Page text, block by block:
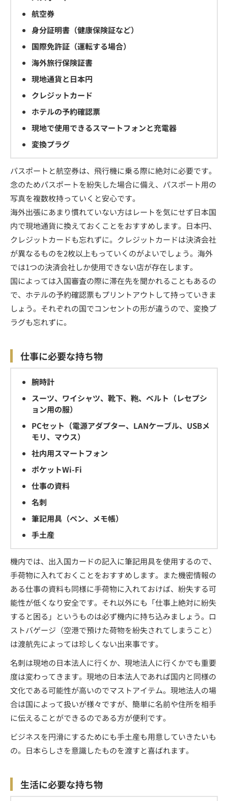
航空券
身分証明書（健康保険証など）
国際免許証（運転する場合）
海外旅行保険証書
現地通貨と日本円
クレジットカード
ホテルの予約確認票
現地で使用できるスマートフォンと充電器
変換プラグ
パスポートと航空券は、飛行機に乗る際に絶対に必要です。
念のためパスポートを紛失した場合に備え、パスポート用の
写真を複数枚持っていくと安心です。
海外出張にあまり慣れていない方はレートを気にせず日本国
内で現地通貨に換えておくことをおすすめします。日本円、
クレジットカードも忘れずに。クレジットカードは決済会社
が異なるものを2枚以上もっていくのがよいでしょう。海外
では1つの決済会社しか使用できない店が存在します。
国によっては入国審査の際に滞在先を聞かれることもあるの
で、ホテルの予約確認票もプリントアウトして持っていきま
しょう。それぞれの国でコンセントの形が違うので、変換プ
ラグも忘れずに。
仕事に必要な持ち物
腕時計
スーツ、ワイシャツ、靴下、鞄、ベルト（レセプシ
ョン用の服）
PCセット（電源アダプター、LANケーブル、USBメ
モリ、マウス）
社内用スマートフォン
ポケットWi-Fi
仕事の資料
名刺
筆記用具（ペン、メモ帳）
手土産
機内では、出入国カードの記入に筆記用具を使用するので、
手荷物に入れておくことをおすすめします。また機密情報の
ある仕事の資料も同様に手荷物に入れておけば、紛失する可
能性が低くなり安全です。それ以外にも「仕事上絶対に紛失
すると困る」というものは必ず機内に持ち込みましょう。ロ
ストバゲージ（空港で預けた荷物を紛失されてしまうこと）
は渡航先によっては珍しくない出来事です。
名刺は現地の日本法人に行くか、現地法人に行くかでも重要
度は変わってきます。現地の日本法人であれば国内と同様の
文化である可能性が高いのでマストアイテム。現地法人の場
合は国によって扱いが様々ですが、簡単に名前や住所を相手
に伝えることができるのである方が便利です。
ビジネスを円滑にするためにも手土産も用意していきたいも
の。日本らしさを意識したものを渡すと喜ばれます。
生活に必要な持ち物